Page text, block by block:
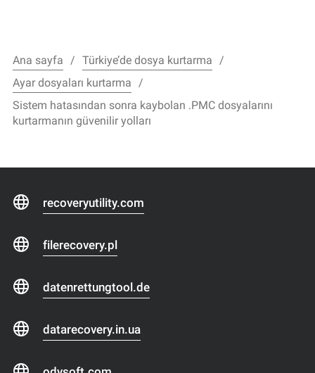
Ana sayfa
Türkiye’de dosya kurtarma
Ayar dosyaları kurtarma
Sistem hatasından sonra kaybolan .PMC dosyalarını
kurtarmanın güvenilir yolları
recoveryutility.com
filerecovery.pl
datenrettungtool.de
datarecovery.in.ua